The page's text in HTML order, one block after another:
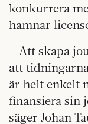
konkurrera
hamnar
– Att skapa
att
är helt enkelt
finansiera sin
säger Johan